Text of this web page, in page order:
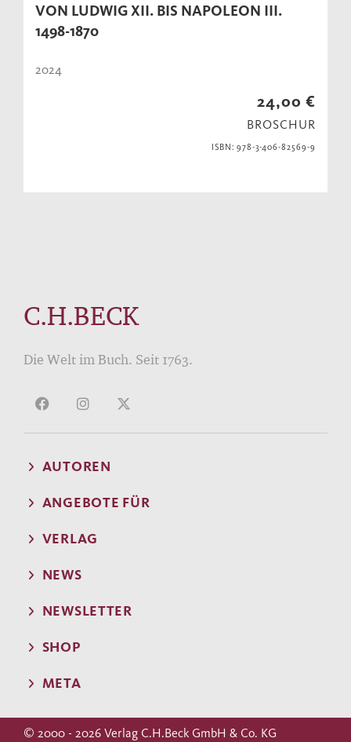
VON LUDWIG XII. BIS NAPOLEON III.
1498-1870
2024
24,00 €
BROSCHUR
ISBN: 978-3-406-82569-9
C.H.BECK
Die Welt im Buch. Seit 1763.
AUTOREN
ANGEBOTE FÜR
VERLAG
NEWS
NEWSLETTER
SHOP
META
© 2000 - 2026 Verlag C.H.Beck GmbH & Co. KG